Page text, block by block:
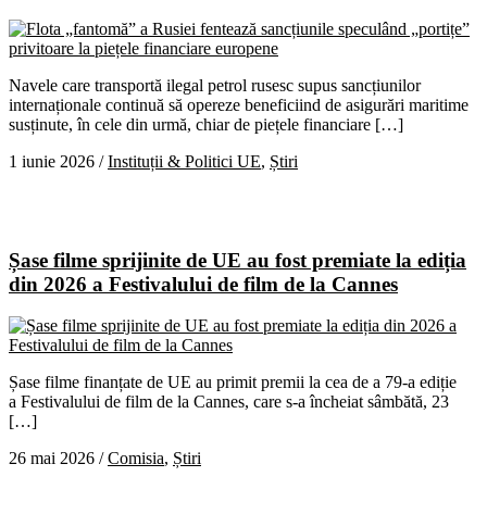
Navele care transportă ilegal petrol rusesc supus sancțiunilor
internaționale continuă să opereze beneficiind de asigurări maritime
susținute, în cele din urmă, chiar de piețele financiare […]
1 iunie 2026 /Instituții & Politici UE, Știri
Șase filme sprijinite de UE au fost premiate la ediția
din 2026 a Festivalului de film de la Cannes
Șase filme finanțate de UE au primit premii la cea de a 79-a ediție
a Festivalului de film de la Cannes, care s-a încheiat sâmbătă, 23
[…]
26 mai 2026 /Comisia, Știri